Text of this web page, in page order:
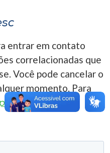
entrar em contato
correlacionadas que
Você pode cancelar o
momento. Para
de